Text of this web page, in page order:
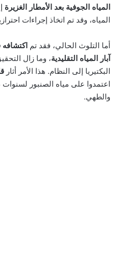
المياه الجوفية بعد الأمطار الغزيرة
المياه، وقد تم اتخاذ إجراءات
أما التلوث الحالي، فقد تم
آبار المياه التقليدية، وما زال
البكتيريا إلى النظام. هذا الأمر أثار
اعتمدوا على مياه الصنبور
والطهي.